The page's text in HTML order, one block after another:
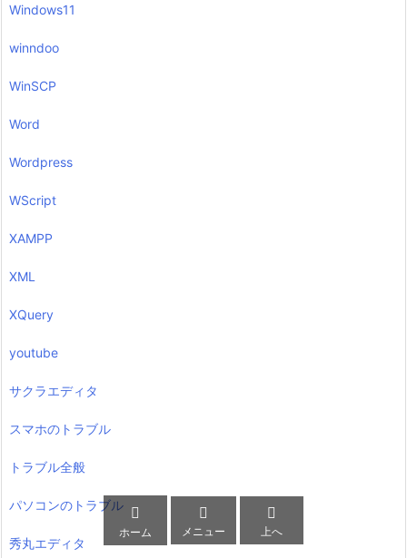
Windows11
winndoo
WinSCP
Word
Wordpress
WScript
XAMPP
XML
XQuery
youtube
サクラエディタ
スマホのトラブル
トラブル全般
パソコンのトラブル
秀丸エディタ

ホーム

メニュー

上へ